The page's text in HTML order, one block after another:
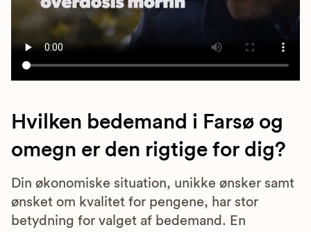
Hvilken bedemand i Farsø og
omegn er den rigtige for dig?
Din økonomiske situation, unikke ønsker samt
ønsket om kvalitet for pengene, har stor
betydning for valget af bedemand. En